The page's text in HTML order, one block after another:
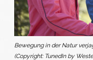
Bewegung in der Natur
(Copyright: TunedIn by